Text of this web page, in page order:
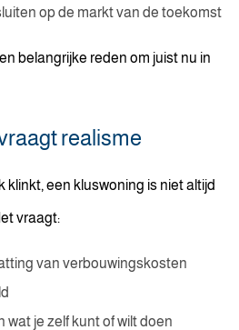
op de markt van de toekomst
belangrijke reden om juist nu in
realisme
klinkt, een kluswoning is niet altijd
vraagt:
van verbouwingskosten
wat je zelf kunt of wilt doen